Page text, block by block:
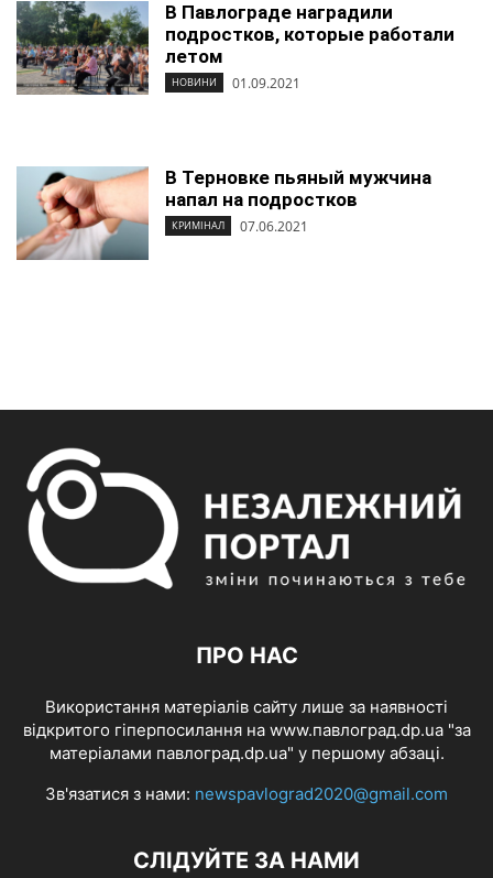
В Павлограде наградили
подростков, которые работали
летом
НОВИНИ 01.09.2021
В Терновке пьяный мужчина
напал на подростков
КРИМІНАЛ 07.06.2021
ПРО НАС
Використання матеріалів сайту лише за наявності
відкритого гіперпосилання на www.павлоград.dp.ua "за
матеріалами павлоград.dp.ua" у першому абзаці.
Зв'язатися з нами: newspavlograd2020@gmail.com
СЛІДУЙТЕ ЗА НАМИ